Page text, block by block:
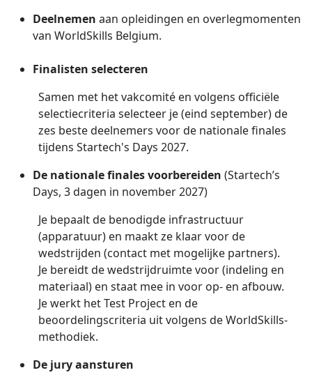
Deelnemen aan opleidingen en overlegmomenten
van WorldSkills Belgium.
Finalisten selecteren
Samen met het vakcomité en volgens officiële
selectiecriteria selecteer je (eind september) de
zes beste deelnemers voor de nationale finales
tijdens Startech's Days 2027.
De nationale finales voorbereiden (Startech’s
Days, 3 dagen in november 2027)
Je bepaalt de benodigde infrastructuur
(apparatuur) en maakt ze klaar voor de
wedstrijden (contact met mogelijke partners).
Je bereidt de wedstrijdruimte voor (indeling en
materiaal) en staat mee in voor op- en afbouw.
Je werkt het Test Project en de
beoordelingscriteria uit volgens de WorldSkills-
methodiek.
De jury aansturen